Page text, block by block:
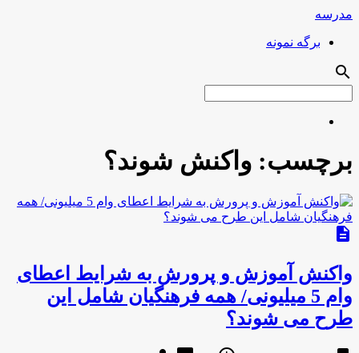
مدرسه
برگه نمونه
search
برچسب: واکنش شوند؟
description
واکنش آموزش و پرورش به شرایط اعطای
وام 5 میلیونی/ همه فرهنگیان شامل این
طرح می شوند؟